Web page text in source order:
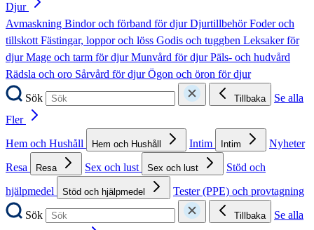
Djur
Avmaskning Bindor och förband för djurDjurtillbehörFoder och
tillskottFästingar, loppor och löss Godis och tuggben Leksaker för
djurMage och tarm för djurMunvård för djurPäls- och hudvård
Rädsla och oro Sårvård för djurÖgon och öron för djur
Sök
Tillbaka
Se alla
Fler
Hem och Hushåll
Hem och Hushåll Intim Intim
Nyheter
Resa
Resa Sex och lust Sex och lust
Stöd och
hjälpmedel
Stöd och hjälpmedel
Tester (PPE) och provtagning
Sök
Tillbaka
Se alla